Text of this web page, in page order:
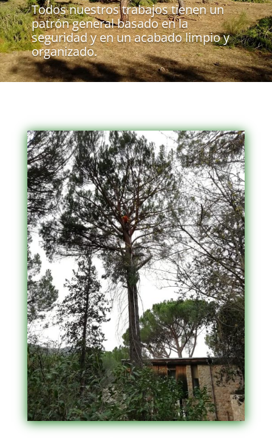
Todos nuestros trabajos tienen un
patrón general basado en la
seguridad y en un acabado limpio y
organizado.